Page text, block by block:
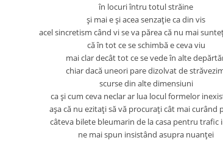
în locuri întru totul străine
şi mai e şi acea senzaţie ca din vis
acel sincretism când vi se va părea că nu mai
că în tot ce se schimbă e ceva viu
mai clar decât tot ce se vede în alte
chiar dacă uneori pare dizolvat de
scurse din alte dimensiuni
ca şi cum ceva neclar ar lua locul formelor
aşa că nu ezitaţi să vă procuraţi cât mai curând
câteva bilete bleumarin de la casa pentru trafic
ne mai spun insistând asupra nuanţei